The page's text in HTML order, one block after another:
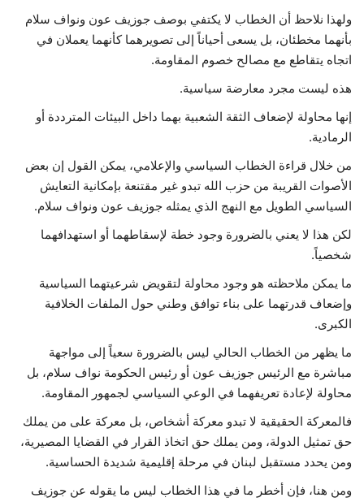
ولهذا نلاحظ أن الخطاب لا يكتفي بوصف جوزيف عون ونواف سلام
بأنهما مخطئان، بل يسعى أحياناً إلى تصويرهما كأنهما يعملان في
اتجاه يتقاطع مع مصالح خصوم المقاومة.
هذه ليست مجرد معارضة سياسية.
إنها محاولة لإضعاف الثقة الشعبية بهما داخل البيئات المترددة أو
الرمادية.
من خلال قراءة الخطاب السياسي والإعلامي، يمكن القول إن بعض
الأصوات القريبة من حزب الله تبدو غير مقتنعة بإمكانية التعايش
السياسي الطويل مع النهج الذي يمثله جوزيف عون ونواف سلام.
لكن هذا لا يعني بالضرورة وجود خطة لإسقاطهما أو استهدافهما
شخصياً.
ما يمكن ملاحظته هو وجود محاولة لتقويض شرعيتهما السياسية
وإضعاف قدرتهما على بناء توافق وطني حول الملفات الخلافية
الكبرى.
ما يظهر من الخطاب الحالي ليس بالضرورة سعياً إلى مواجهة
مباشرة مع الرئيس جوزيف عون أو رئيس الحكومة نواف سلام، بل
محاولة لإعادة تعريفهما في الوعي السياسي لجمهور المقاومة.
فالمعركة الحقيقية لا تبدو معركة أشخاص، بل معركة على من يملك
حق تمثيل الدولة، ومن يملك حق اتخاذ القرار في القضايا المصيرية،
ومن يحدد مستقبل لبنان في مرحلة إقليمية شديدة الحساسية.
ومن هنا، فإن أخطر ما في هذا الخطاب ليس ما يقوله عن جوزيف